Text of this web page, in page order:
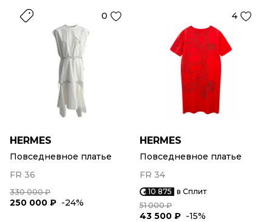
0
HERMES
Повседневное платье
FR 36
330 000 ₽
250 000 ₽ -24%
4
HERMES
Повседневное платье
FR 34
10 875 в Сплит
51 000 ₽
43 500 ₽ -15%